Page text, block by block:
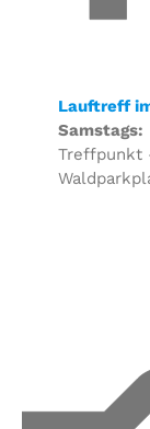
Lauftreff
Samstags:
Treffpunkt